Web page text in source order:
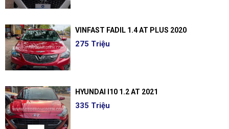
VINFAST FADIL 1.4 AT PLUS 2020
275 Triệu
HYUNDAI I10 1.2 AT 2021
335 Triệu